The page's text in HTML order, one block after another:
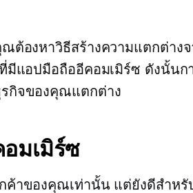
ต้องหาวิธีสร้างความแตกต่าง
มีแอปมือถืออีคอมเมิร์ซ ดังนั้น
รกิจของคุณแตกต่าง
มเมิร์ซ
ค้าของคุณเท่านั้น แต่ยังดีสำห